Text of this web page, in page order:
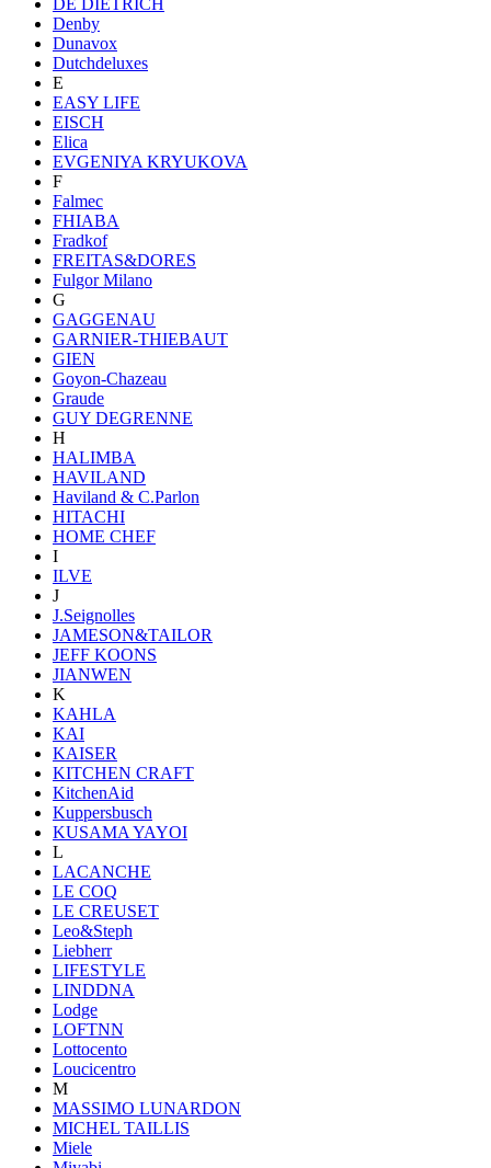
Denby
Dunavox
Dutchdeluxes
E
EASY LIFE
EISCH
Elica
EVGENIYA KRYUKOVA
F
Falmec
FHIABA
Fradkof
FREITAS&DORES
Fulgor Milano
G
GAGGENAU
GARNIER-THIEBAUT
GIEN
Goyon-Chazeau
Graude
GUY DEGRENNE
H
HALIMBA
HAVILAND
Haviland & C.Parlon
HITACHI
HOME CHEF
I
ILVE
J
J.Seignolles
JAMESON&TAILOR
JEFF KOONS
JIANWEN
K
KAHLA
KAI
KAISER
KITCHEN CRAFT
KitchenAid
Kuppersbusch
KUSAMA YAYOI
L
LACANCHE
LE COQ
LE CREUSET
Leo&Steph
Liebherr
LIFESTYLE
LINDDNA
Lodge
LOFTNN
Lottocento
Loucicentro
M
MASSIMO LUNARDON
MICHEL TAILLIS
Miele